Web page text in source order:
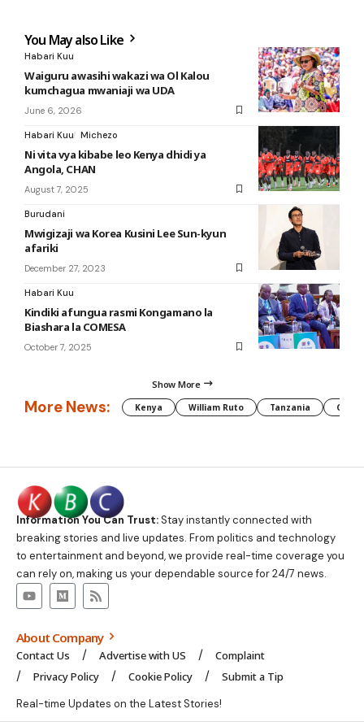
You May also Like
Habari Kuu
Waiguru awasihi wakazi wa Ol Kalou
kumchagua mwaniaji wa UDA
June 6, 2026
Habari Kuu Michezo
Ni vita vya kibabe leo Kenya dhidi ya
Angola, CHAN
August 7, 2025
Burudani
Mwigizaji wa Korea Kusini Lee Sun-kyun
afariki
December 27, 2023
Habari Kuu
Kindiki afungua rasmi Kongamano la
Biashara la COMESA
October 7, 2025
Show More
More News: Kenya William Ruto Tanzania CAF
Information You Can Trust:Stay instantly connected with
breaking stories and live updates. From politics and technology
to entertainment and beyond, we provide real-time coverage you
can rely on, making us your dependable source for 24/7 news.
About Company
Contact Us Advertise with US
Complaint
Privacy Policy
Cookie Policy Submit a Tip
Real-time Updates on the Latest Stories!